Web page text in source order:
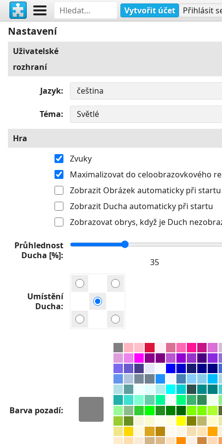
Vytvořit účet Přihlásit
Nastavení
Uživatelské
rozhraní
Jazyk
Téma
Hra
Zvuky
Maximalizovat do celoobrazovkového
Zobrazit Obrázek automaticky při startu
Zobrazit Ducha automaticky při startu
Zobrazovat obrys, když je Duch
Průhlednost
Ducha [%]
Umístění
Ducha
Barva pozadí